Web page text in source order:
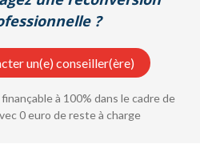
?
un(e) conseiller(ère)
à 100% dans le cadre de
0 euro de reste à charge